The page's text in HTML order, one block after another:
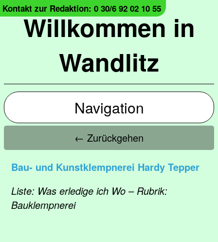
Willkommen in
Wandlitz
Kontakt zur Redaktion: 0 30/6 92 02 10 55
Navigation
← Zurückgehen
Bau- und Kunstklempnerei Hardy Tepper
Liste: Was erledige ich Wo – Rubrik:
Bauklempnerei